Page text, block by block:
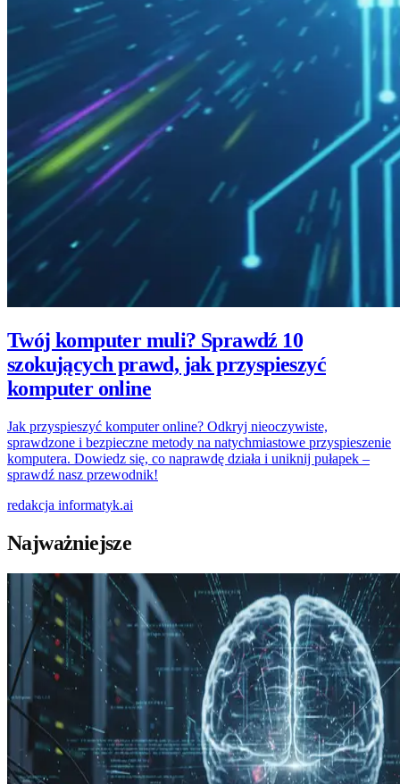
Twój komputer muli? Sprawdź 10
szokujących prawd, jak przyspieszyć
komputer online
Jak przyspieszyć komputer online? Odkryj nieoczywiste,
sprawdzone i bezpieczne metody na natychmiastowe przyspieszenie
komputera. Dowiedz się, co naprawdę działa i uniknij pułapek –
sprawdź nasz przewodnik!
redakcja informatyk.ai
Najważniejsze